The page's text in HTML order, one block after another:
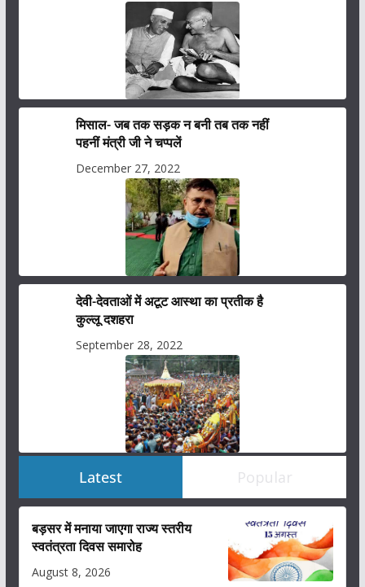
मिसाल- जब तक सड़क न बनी तब तक नहीं
पहनीं मंत्री जी ने चप्पलें
December 27, 2022
देवी-देवताओं में अटूट आस्था का प्रतीक है
कुल्लू दशहरा
September 28, 2022
Latest Popular
बड़सर में मनाया जाएगा राज्य स्तरीय
स्वतंत्रता दिवस समारोह
August 8, 2026